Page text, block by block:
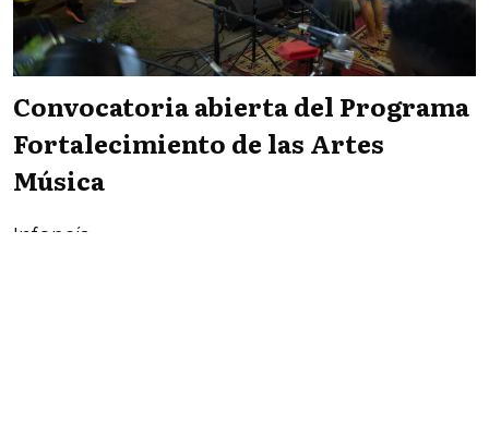
Convocatoria abierta del Programa
Fortalecimiento de las Artes
Música
Infopaís